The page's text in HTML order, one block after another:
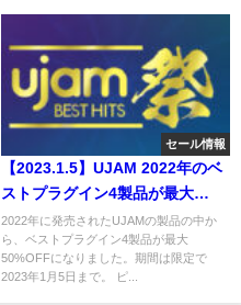
セール情報
【2023.1.5】UJAM 2022年のベ
ストプラグイン4製品が最大
50%OFF！BEST HITS UJAM祭
スタート！
2022年に発売されたUJAMの製品の中か
ら、ベストプラグイン4製品が最大
50%OFFになりました。期間は限定で
2023年1月5日まで。 ピ...